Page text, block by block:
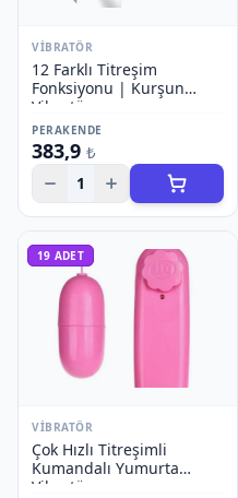
VIBRATÖR
12 Farklı Titreşim
Fonksiyonu | Kurşun
Vibratör
PERAKENDE
383,9 ₺
1
19 ADET
VIBRATÖR
Çok Hızlı Titreşimli
Kumandalı Yumurta
Vibratör